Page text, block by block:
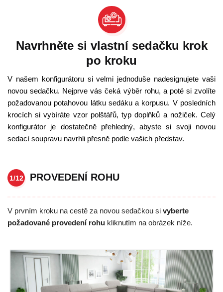
Navrhněte si vlastní sedačku krok
po kroku
V našem konfigurátoru si velmi jednoduše nadesignujete vaši
novou sedačku. Nejprve vás čeká výběr rohu, a poté si zvolíte
požadovanou potahovou látku sedáku a korpusu. V posledních
krocích si vybíráte vzor polštářů, typ doplňků a nožiček. Celý
konfigurátor je dostatečně přehledný, abyste si svoji novou
sedací soupravu navrhli přesně podle vašich představ.
1/12 PROVEDENÍ ROHU
V prvním kroku na cestě za novou sedačkou si vyberte
požadované provedení rohu kliknutím na obrázek níže.